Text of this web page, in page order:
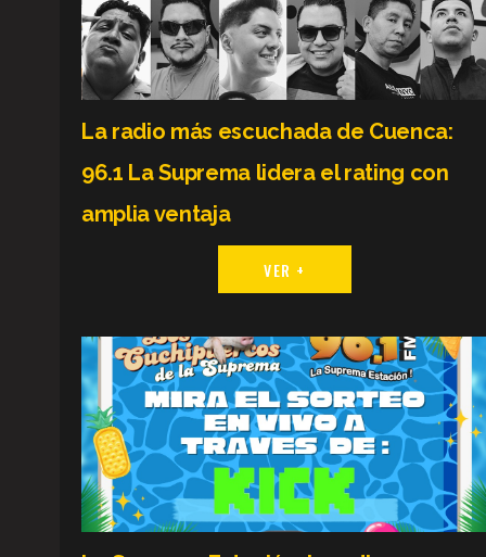
La radio más escuchada de Cuenca:
96.1 La Suprema lidera el rating con
amplia ventaja
VER +